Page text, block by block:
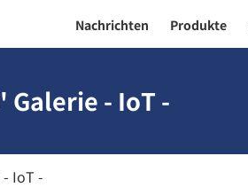
Nachrichten Produkte
Galerie - IoT -
IoT -